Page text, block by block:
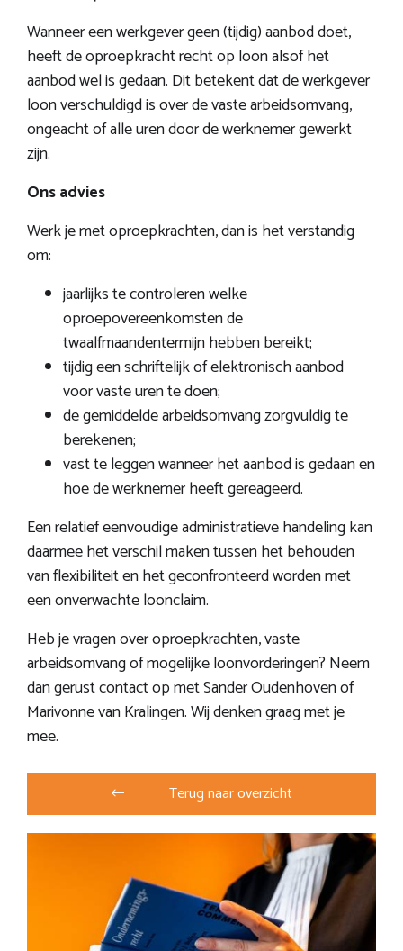
Wanneer een werkgever geen (tijdig) aanbod doet,
heeft de oproepkracht recht op loon alsof het
aanbod wel is gedaan. Dit betekent dat de werkgever
loon verschuldigd is over de vaste arbeidsomvang,
ongeacht of alle uren door de werknemer gewerkt
zijn.
Ons advies
Werk je met oproepkrachten, dan is het verstandig
om:
jaarlijks te controleren welke
oproepovereenkomsten de
twaalfmaandentermijn hebben bereikt;
tijdig een schriftelijk of elektronisch aanbod
voor vaste uren te doen;
de gemiddelde arbeidsomvang zorgvuldig te
berekenen;
vast te leggen wanneer het aanbod is gedaan en
hoe de werknemer heeft gereageerd.
Een relatief eenvoudige administratieve handeling kan
daarmee het verschil maken tussen het behouden
van flexibiliteit en het geconfronteerd worden met
een onverwachte loonclaim.
Heb je vragen over oproepkrachten, vaste
arbeidsomvang of mogelijke loonvorderingen? Neem
dan gerust contact op metSander Oudenhovenof
Marivonne van Kralingen. Wij denken graag met je
mee.
Terug naar overzicht